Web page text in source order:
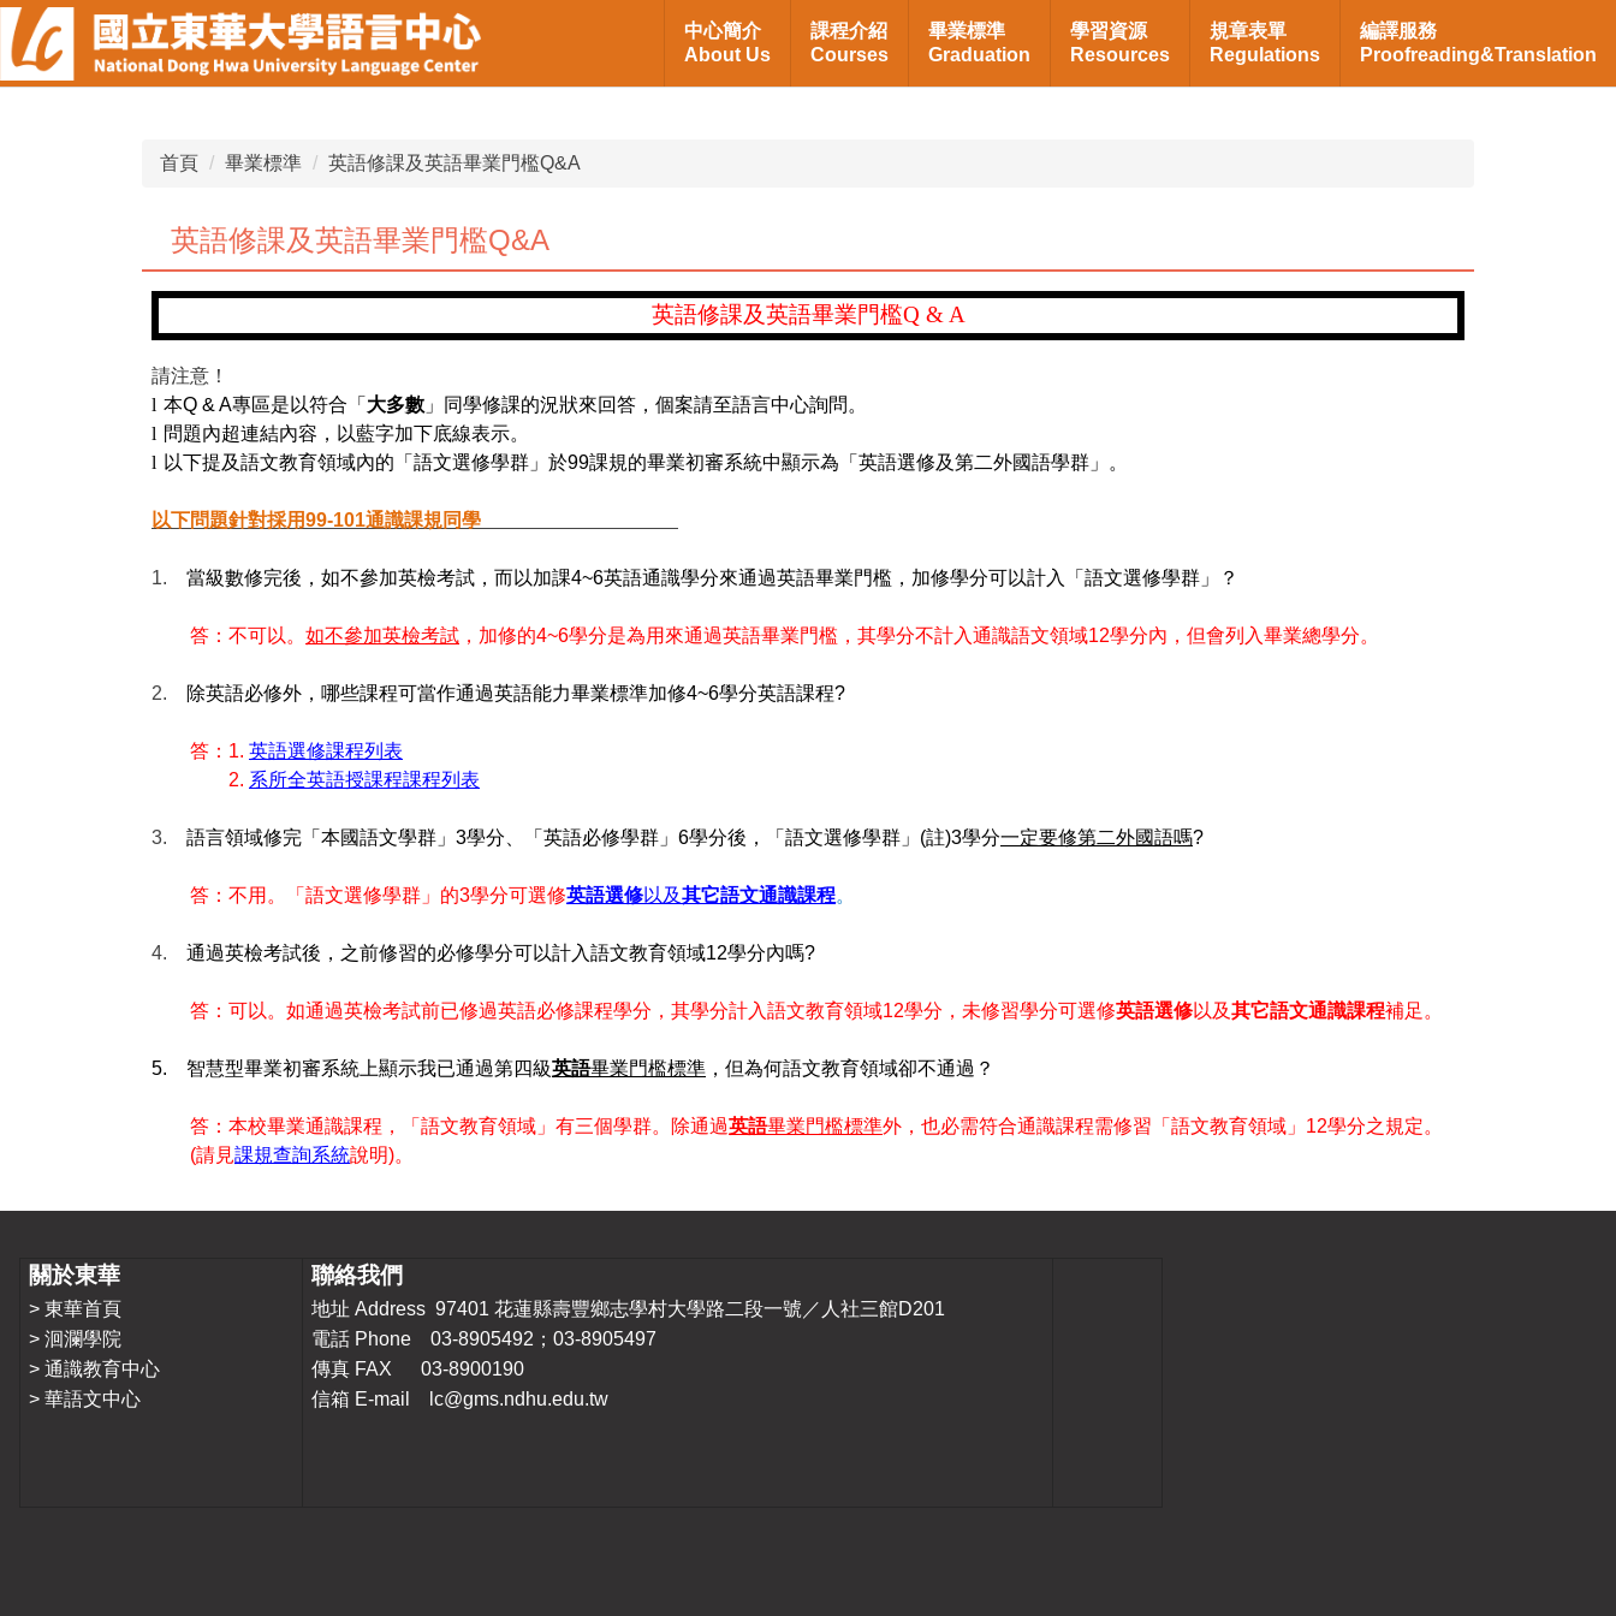
跳
到
主
中心簡介
About Us
課程介紹
Courses
畢業標準
Graduation
學習資源
Resources
規章表單
Regulations
編譯服務
Proofreading&Translation
首頁 畢業標準 英語修課及英語畢業門檻Q&A
英語修課及英語畢業門檻Q&A
英語修課及英語畢業門檻Q & A
請注意！
l 本Q & A專區是以符合「 大多數 」同學修課的況狀來回答，個案請至語言中心詢問。
l 問題內超連結內容，以藍字加下底線表示。
l 以下提及語文教育領域內的「語文選修學群」於99課規的畢業初審系統中顯示為「英語選修及第二外國語學群」。
以下問題針對採用99-101通識課規同學
1. 當級數修完後，如不參加英檢考試，而以加課4~6英語通識學分來通過英語畢業門檻，加修學分可以計入「語文選修學群」？
答：不可以。 如不參加英檢考試 ，加修的4~6學分是為用來通過英語畢業門檻，其學分不計入通識語文領域12學分內，但會列入畢業總學分。
2. 除英語必修外，哪些課程可當作通過英語能力畢業標準加修4~6學分英語課程?
答： 1. 英語選修課程列表
2. 系所全英語授課程課程列表
3. 語言領域修完「本國語文學群」 3學分、「英語必修學群」 6學分後，「語文選修學群」 (註)3學分一定要修第二外國語嗎?
答：不用。「語文選修學群」的3學分可選修英語選修以及其它語文通識課程。
4. 通過英檢考試後，之前修習的必修學分可以計入語文教育領域12學分內嗎?
答：可以。如通過英檢考試前已修過英語必修課程學分，其學分計入語文教育領域12學分，未修習學分可選修英語選修以及其它語文通識課程補足。
5. 智慧型畢業初審系統上顯示我已通過第四級英語畢業門檻標準 ，但為何語文教育領域卻不通過？
答：本校畢業通識課程，「語文教育領域」有三個學群。除通過英語畢業門檻標準外，也必需符合通識課程需修習「語文教育領域」 12學分之規定。
(請見課規查詢系統說明)。
關於東華
> 東華首頁
> 洄瀾學院
> 通識教育中心
> 華語文中心
聯絡我們
地址 Address 97401 花蓮縣壽豐鄉志學村大學路二段一號／人社三館D201
電話 Phone 03-8905492；03-8905497
傳真 FAX 03-8900190
信箱 E-mail lc@gms.ndhu.edu.tw